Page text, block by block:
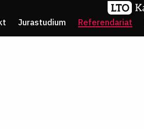
Jurastudium Referendariat